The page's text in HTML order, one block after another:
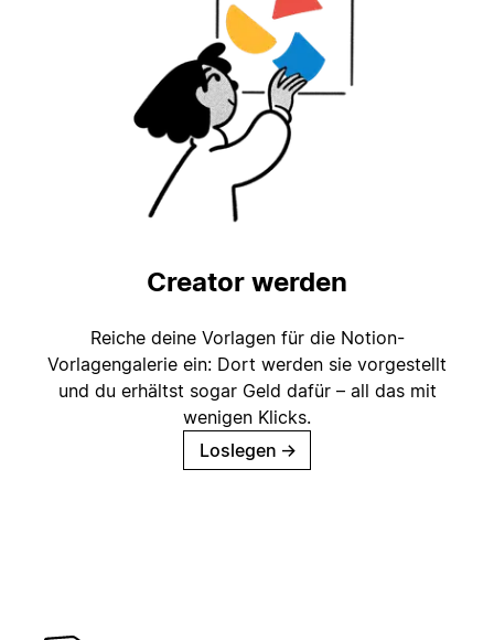
Creator werden
Reiche deine Vorlagen für die Notion-
Vorlagengalerie ein: Dort werden sie vorgestellt
und du erhältst sogar Geld dafür – all das mit
wenigen Klicks.
Loslegen →